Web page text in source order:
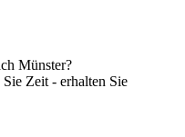
Münster?
Zeit - erhalten Sie